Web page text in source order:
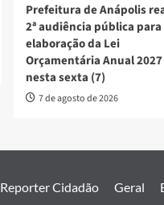
Prefeitura de Anápolis
2ª audiência pública para
elaboração da Lei
Orçamentária Anual 2027
nesta sexta (7)
7 de agosto de 2026
Reporter Cidadão Geral